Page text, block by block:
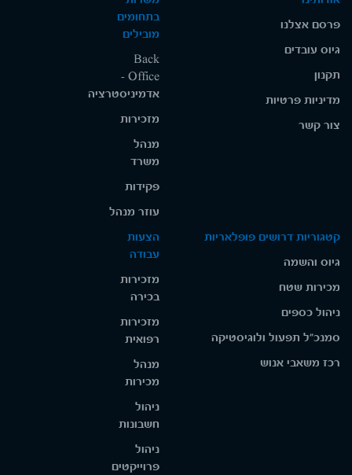
פרסם אצלנו
גיוס עובדים
תקנון
מדיניות פרטיות
צור קשר
בתחומים
מובילים
Back
Office -
אדמיניסטרציה
מזכירות
מנהל
משרד
פקידות
עוזר מנהל
קטגוריות דרושים פופלאריות
גיוס והשמה
מכירות שטח
ניהול כספים
סמנכ"ל תפעול ולוגיסטיקה
רכז משאבי אנוש
הצעות
עבודה
מזכירות
בכירה
מזכירות
רפואית
מנהל
מכירות
ניהול
חשבונות
ניהול
פרוייקטים